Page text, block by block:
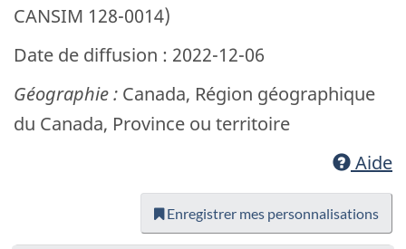
CANSIM 128-0014)
Date de diffusion : 2022-12-06
Géographie : Canada, Région géographique
du Canada, Province ou territoire
Aide
Enregistrer mes personnalisations